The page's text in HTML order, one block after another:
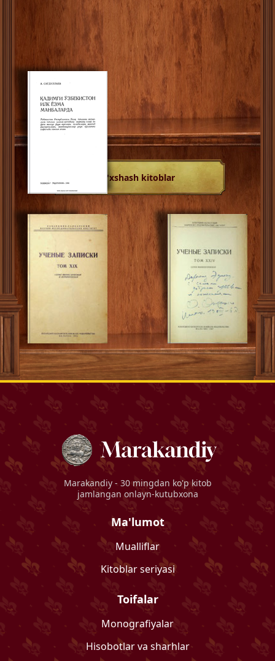
O'xshash kitoblar
Marakandiy - 30 mingdan ko'p kitob
jamlangan onlayn-kutubxona
Ma'lumot
Mualliflar
Kitoblar seriyasi
Toifalar
Monografiyalar
Hisobotlar va sharhlar